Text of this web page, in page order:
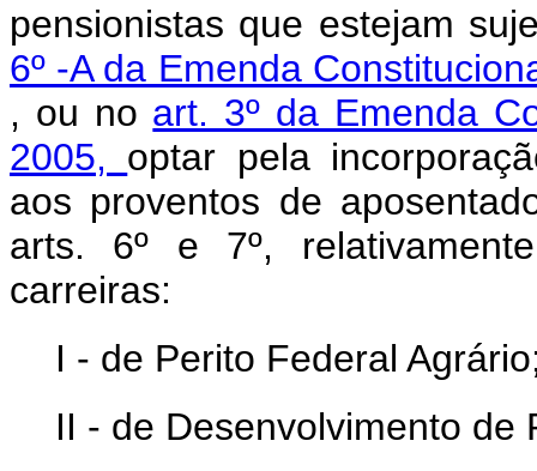
pensionistas que estejam
6º -A da Emenda
, ou no art. 3º da Emenda
2005, optar pela
aos proventos de
arts. 6º e 7º,
carreiras:
I - de Perito Federal
II - de Desenvolvimento de